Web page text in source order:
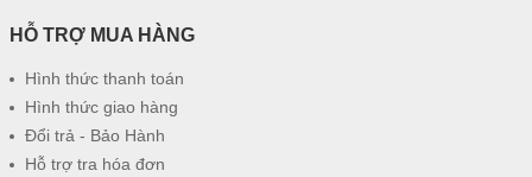
HỖ TRỢ MUA HÀNG
Hình thức thanh toán
Hình thức giao hàng
Đổi trả - Bảo Hành
Hỗ trợ tra hóa đơn